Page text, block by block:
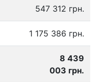
547 312 грн.
1 175 386 грн.
8 439
003 грн.